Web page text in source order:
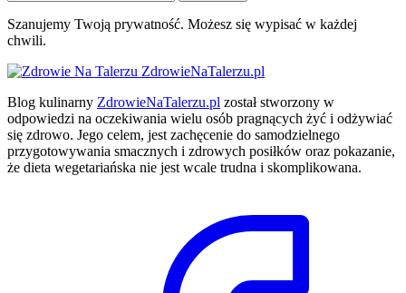
Szanujemy Twoją prywatność. Możesz się wypisać w każdej
chwili.
ZdrowieNaTalerzu.pl
Blog kulinarny ZdrowieNaTalerzu.pl został stworzony w
odpowiedzi na oczekiwania wielu osób pragnących żyć i odżywiać
się zdrowo. Jego celem, jest zachęcenie do samodzielnego
przygotowywania smacznych i zdrowych posiłków oraz pokazanie,
że dieta wegetariańska nie jest wcale trudna i skomplikowana.